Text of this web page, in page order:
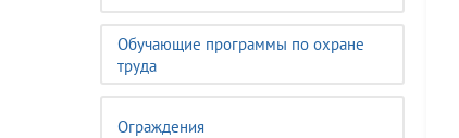
Обучающие программы по охране
труда
Ограждения